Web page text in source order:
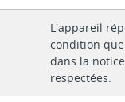
L'appareil
condition
dans la
respectées.